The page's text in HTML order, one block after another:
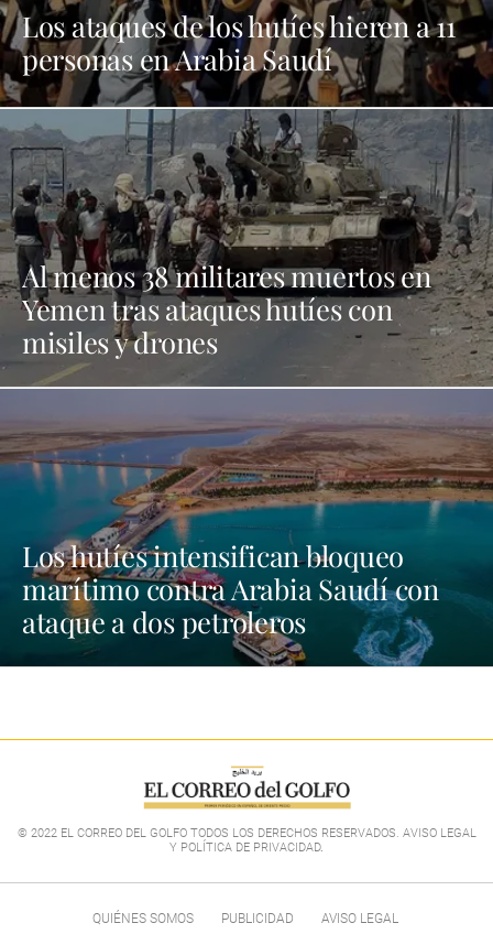
Los ataques de los hutíes hieren a 11
personas en Arabia Saudí
Al menos 38 militares muertos en
Yemen tras ataques hutíes con
misiles y drones
Los hutíes intensifican bloqueo
marítimo contra Arabia Saudí con
ataque a dos petroleros
© 2022 EL CORREO DEL GOLFO TODOS LOS DERECHOS RESERVADOS. AVISO LEGAL
Y POLÍTICA DE PRIVACIDAD.
QUIÉNES SOMOS PUBLICIDAD AVISO LEGAL